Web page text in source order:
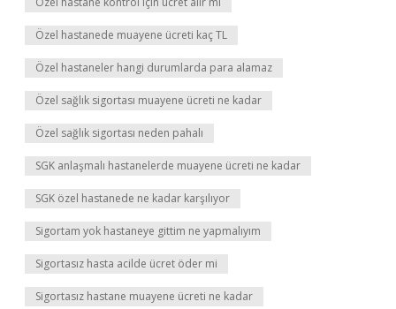
Özel hastanede muayene ücreti kaç TL
Özel hastaneler hangi durumlarda para alamaz
Özel sağlık sigortası muayene ücreti ne kadar
Özel sağlık sigortası neden pahalı
SGK anlaşmalı hastanelerde muayene ücreti ne kadar
SGK özel hastanede ne kadar karşılıyor
Sigortam yok hastaneye gittim ne yapmalıyım
Sigortasız hasta acilde ücret öder mi
Sigortasız hastane muayene ücreti ne kadar